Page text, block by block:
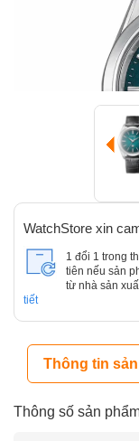
WatchStore xin
1 đổi 1 trong
tiên nếu sản
từ nhà sản
tiết
Thông tin
Thông số sản